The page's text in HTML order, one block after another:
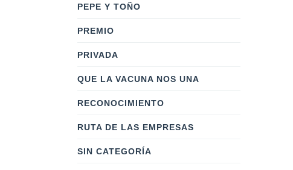
PEPE Y TOÑO
PREMIO
PRIVADA
QUE LA VACUNA NOS UNA
RECONOCIMIENTO
RUTA DE LAS EMPRESAS
SIN CATEGORÍA